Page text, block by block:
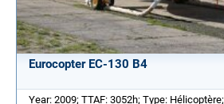
Eurocopter EC-130 B4
Year: 2009; TTAF: 3052h; Type: Hélicoptère;